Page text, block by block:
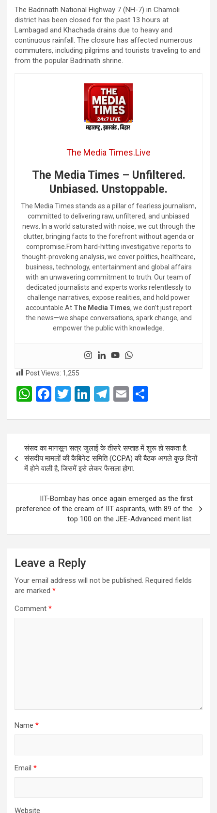
The Badrinath National Highway 7 (NH-7) in Chamoli
district has been closed for the past 13 hours at
Lambagad and Khachada drains due to heavy and
continuous rainfall. The closure has affected numerous
commuters, including pilgrims and tourists traveling to and
from the popular Badrinath shrine.
The Media Times.Live
The Media Times – Unfiltered.
Unbiased. Unstoppable.
The Media Times stands as a pillar of fearless journalism,
committed to delivering raw, unfiltered, and unbiased
news. In a world saturated with noise, we cut through the
clutter, bringing facts to the forefront without agenda or
compromise.From hard-hitting investigative reports to
thought-provoking analysis, we cover politics, healthcare,
business, technology, entertainment and global affairs
with an unwavering commitment to truth. Our team of
dedicated journalists and experts works relentlessly to
challenge narratives, expose realities, and hold power
accountable.At The Media Times, we don’t just report
the news—we shape conversations, spark change, and
empower the public with knowledge.
Post Views: 1,255
W
at
A
p
p
F
ce
o
o
k
T
tt
Li
ke
dI
n
T
e
gr
a
m
E
ail ar
Post
navigation
संसद का मानसून सत्र जुलाई के तीसरे सप्ताह में शुरू हो सकता है.
संसदीय मामलों की कैबिनेट समिति (CCPA) की बैठक अगले कुछ दिनों
में होने वाली है, जिसमें इसे लेकर फैसला होगा.
IIT-Bombay has once again emerged as the first
preference of the cream of IIT aspirants, with 89 of the
top 100 on the JEE-Advanced merit list.
Leave a Reply
Your email address will not be published. Required fields
are marked *
Comment *
Name *
Email *
Website